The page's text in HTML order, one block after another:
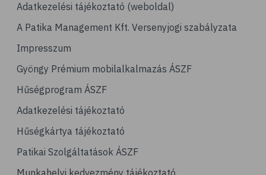
Adatkezelési tájékoztató (weboldal)
A Patika Management Kft. Versenyjogi szabályzata
Impresszum
Gyöngy Prémium mobilalkalmazás ÁSZF
Hűségprogram ÁSZF
Adatkezelési tájékoztató
Hűségkártya tájékoztató
Patikai Szolgáltatások ÁSZF